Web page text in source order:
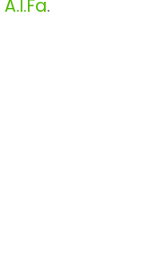
A.I.Fa.